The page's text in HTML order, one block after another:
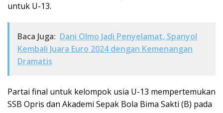
untuk U-13.
Baca Juga: Dani Olmo Jadi Penyelamat, Spanyol
Kembali Juara Euro 2024 dengan Kemenangan
Dramatis
Partai final untuk kelompok usia U-13 mempertemukan
SSB Opris dan Akademi Sepak Bola Bima Sakti (B) pada